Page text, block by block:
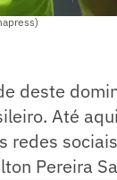
deste
Até
redes
Pereira